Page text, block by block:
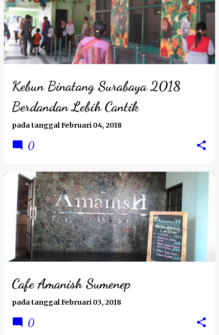
Kebun Binatang Surabaya 2018
Berdandan Lebih Cantik
pada tanggalFebruari 04, 2018
0
Cafe Amanish Sumenep
pada tanggalFebruari 03, 2018
0